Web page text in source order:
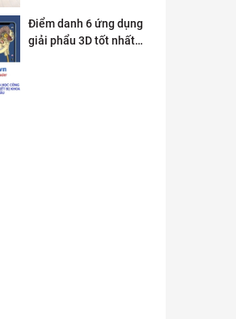
Điểm danh 6 ứng dụng
giải phẩu 3D tốt nhất